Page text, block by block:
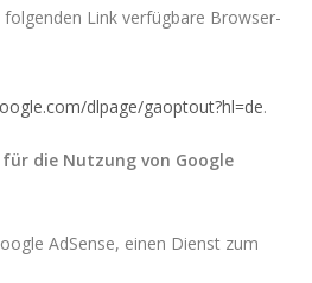
Link verfügbare Browser-
dlpage/gaoptout?hl=de.
die Nutzung von Google
AdSense, einen Dienst zum